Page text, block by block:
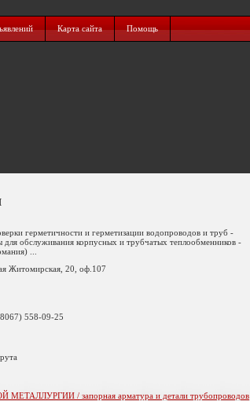
Карта сайта Помощь
герметичности и герметизации водопроводов и труб -
обслуживания корпусных и трубчатых теплообменников -
...
Житомирская, 20, оф.107
558-09-25
/ запорная арматура и детали трубопроводов